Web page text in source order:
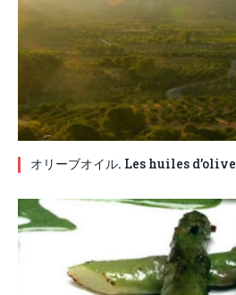
オリーブオイル. Les huiles d’olive